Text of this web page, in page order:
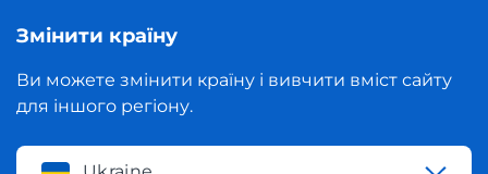
Змінити країну
Ви можете змінити країну і вивчити вміст сайту
для іншого регіону.